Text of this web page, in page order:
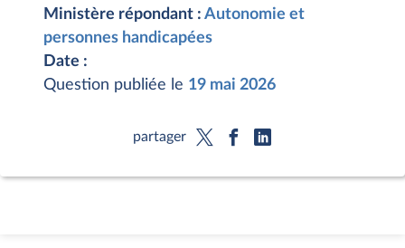
Ministère répondant : Autonomie et
personnes handicapées
Date :
Question publiée le 19 mai 2026
partager